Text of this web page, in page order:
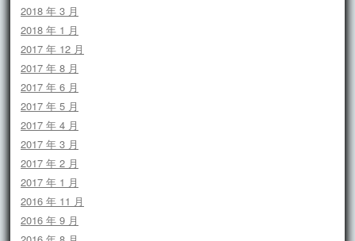
2018 年 3 月
2018 年 1 月
2017 年 12 月
2017 年 8 月
2017 年 6 月
2017 年 5 月
2017 年 4 月
2017 年 3 月
2017 年 2 月
2017 年 1 月
2016 年 11 月
2016 年 9 月